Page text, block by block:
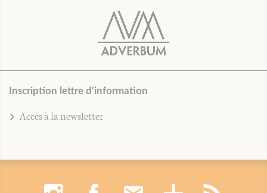
Inscription lettre d'information
Accès à la newsletter